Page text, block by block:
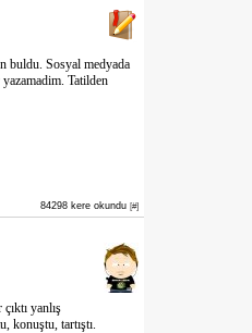
buldu. Sosyal medyada
Tatilden
84298 kere okundu [#]
yanlış
konuştu, tartıştı.